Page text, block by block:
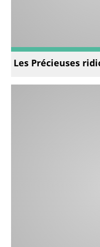
Les Précieuses